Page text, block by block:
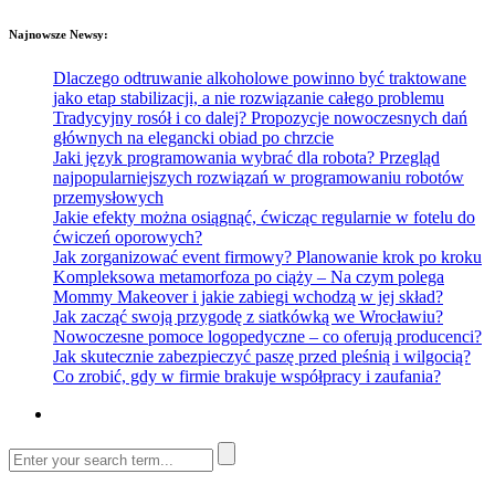
Najnowsze Newsy:
Dlaczego odtruwanie alkoholowe powinno być traktowane
jako etap stabilizacji, a nie rozwiązanie całego problemu
Tradycyjny rosół i co dalej? Propozycje nowoczesnych dań
głównych na elegancki obiad po chrzcie
Jaki język programowania wybrać dla robota? Przegląd
najpopularniejszych rozwiązań w programowaniu robotów
przemysłowych
Jakie efekty można osiągnąć, ćwicząc regularnie w fotelu do
ćwiczeń oporowych?
Jak zorganizować event firmowy? Planowanie krok po kroku
Kompleksowa metamorfoza po ciąży – Na czym polega
Mommy Makeover i jakie zabiegi wchodzą w jej skład?
Jak zacząć swoją przygodę z siatkówką we Wrocławiu?
Nowoczesne pomoce logopedyczne – co oferują producenci?
Jak skutecznie zabezpieczyć paszę przed pleśnią i wilgocią?
Co zrobić, gdy w firmie brakuje współpracy i zaufania?